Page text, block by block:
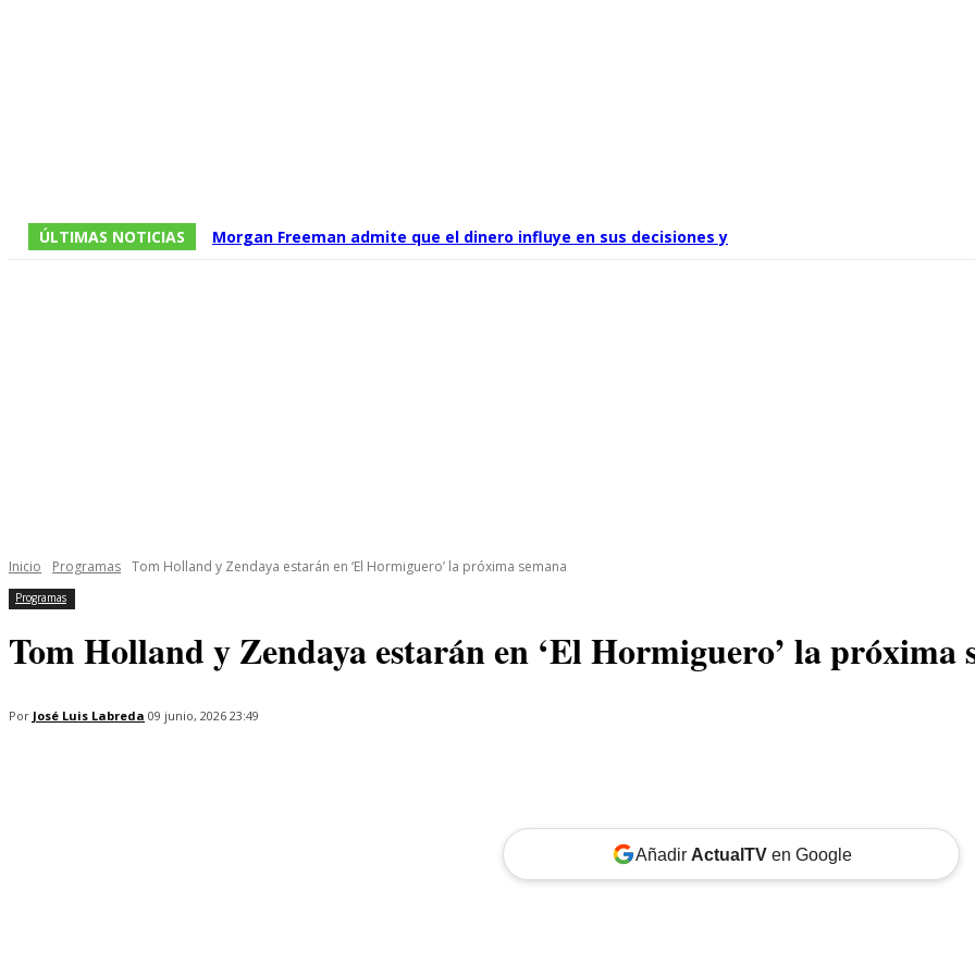
ÚLTIMAS NOTICIAS
Morgan Freeman admite que el dinero influye en sus decisiones y
Inicio Programas Tom Holland y Zendaya estarán en ‘El Hormiguero’ la próxima semana
Programas
Tom Holland y Zendaya estarán en ‘El Hormiguero’ la próxima
Por José Luis Labreda 09 junio, 2026 23:49
Añadir ActualTVen Google